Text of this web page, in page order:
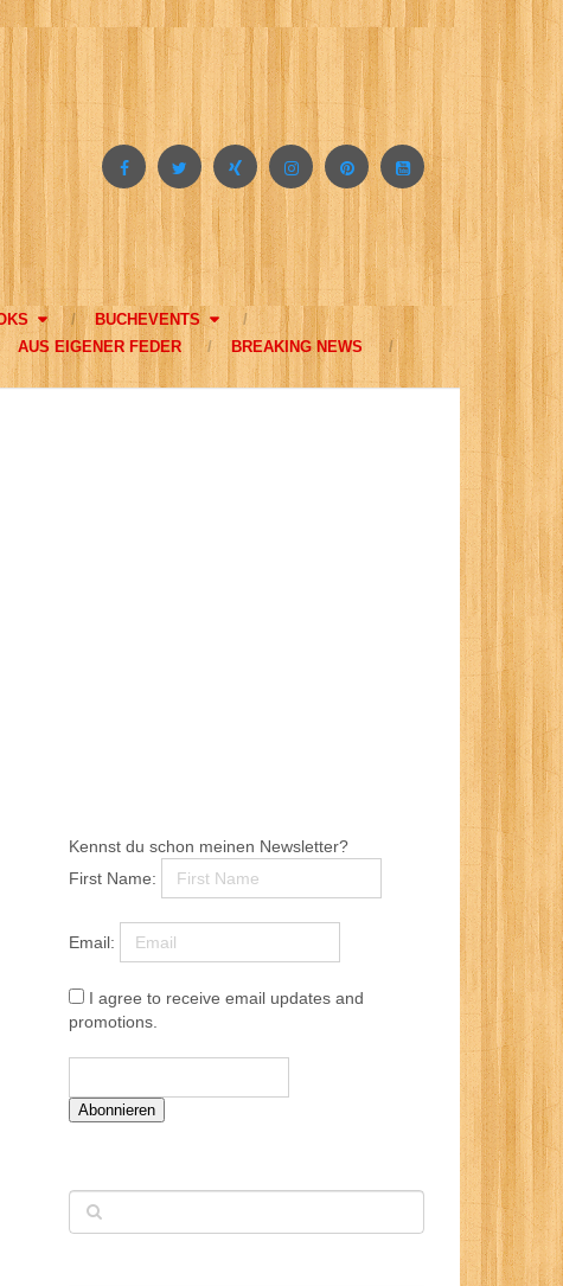
BUCHEVENTS
AUS EIGENER FEDER
BREAKING NEWS
Kennst du schon meinen Newsletter?
First Name:
Email:
I agree to receive email updates and
promotions.
Abonnieren